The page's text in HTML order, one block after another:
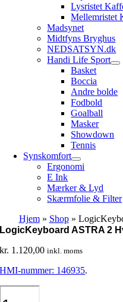
Lysristet
Mellemristet
Madsynet
Midtfyns Bryghus
NEDSATSYN.dk
Handi Life Sport
Basket
Boccia
Andre bolde
Fodbold
Goalball
Masker
Showdown
Tennis
Synskomfort
Ergonomi
E Ink
Mærker & Lyd
Skærmfolie & Filter
Hjem» Shop»
LogicKeyboard ASTRA 2
kr. 1.120,00 inkl. moms
HMI-nummer: 146935.